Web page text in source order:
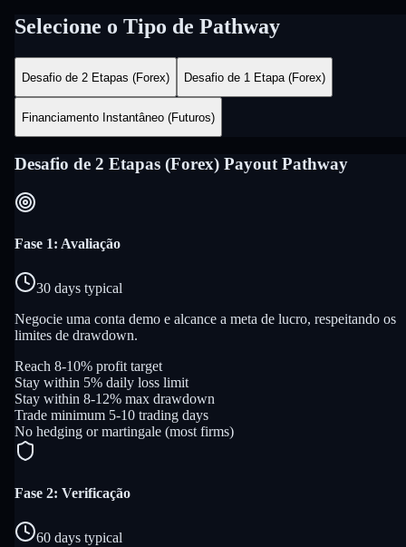
Selecione o Tipo de Pathway
Desafio de 2 Etapas (Forex) Desafio de 1 Etapa (Forex)
Financiamento Instantâneo (Futuros)
Desafio de 2 Etapas (Forex) Payout Pathway
Fase 1: Avaliação
30 days typical
Negocie uma conta demo e alcance a meta de lucro, respeitando os
limites de drawdown.
Reach 8-10% profit target
Stay within 5% daily loss limit
Stay within 8-12% max drawdown
Trade minimum 5-10 trading days
No hedging or martingale (most firms)
Fase 2: Verificação
60 days typical